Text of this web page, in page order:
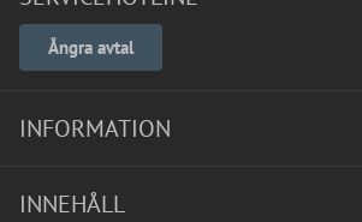
Ångra avtal
INFORMATION
INNEHÅLL